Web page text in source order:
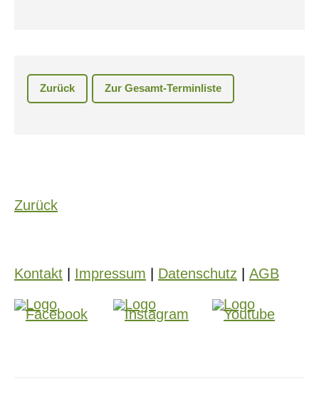
Zurück Zur Gesamt-Terminliste
Zurück
Kontakt Impressum Datenschutz AGB